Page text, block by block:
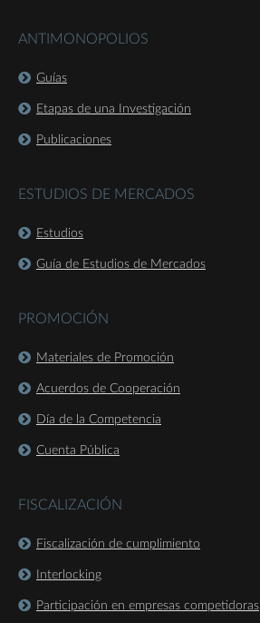
ANTIMONOPOLIOS
Guías
Etapas de una Investigación
Publicaciones
ESTUDIOS DE MERCADOS
Estudios
Guía de Estudios de Mercados
PROMOCIÓN
Materiales de Promoción
Acuerdos de Cooperación
Día de la Competencia
Cuenta Pública
FISCALIZACIÓN
Fiscalización de cumplimiento
Interlocking
Participación en empresas competidoras